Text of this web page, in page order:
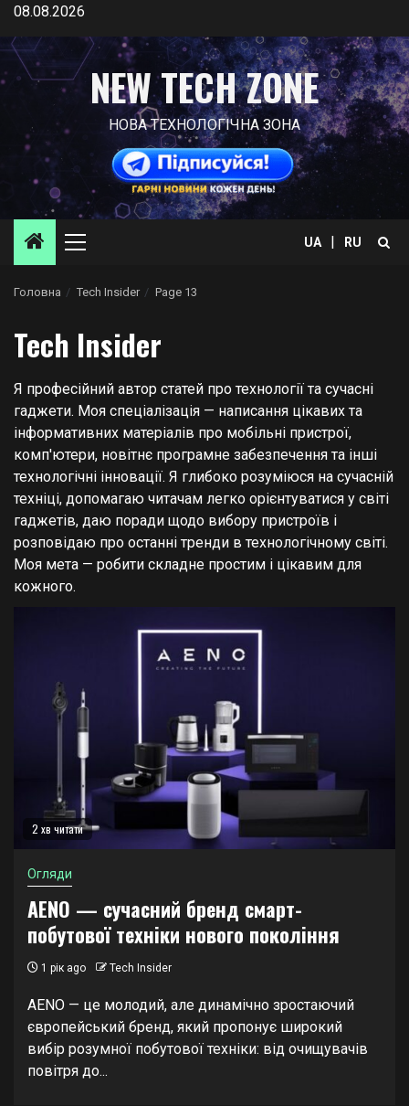
Skip
content
08.08.2026
NEW TECH ZONE
НОВА ТЕХНОЛОГІЧНА ЗОНА
Primary
UA | RU
Головна Tech Insider Page 13
Tech Insider
Я професійний автор статей про технології та сучасні
гаджети. Моя спеціалізація — написання цікавих та
інформативних матеріалів про мобільні пристрої,
комп'ютери, новітнє програмне забезпечення та інші
технологічні інновації. Я глибоко розуміюся на сучасній
техніці, допомагаю читачам легко орієнтуватися у світі
гаджетів, даю поради щодо вибору пристроїв і
розповідаю про останні тренди в технологічному світі.
Моя мета — робити складне простим і цікавим для
кожного.
2 хв читати
Огляди
AENO — сучасний бренд смарт-
побутової техніки нового покоління
1 рік ago Tech Insider
AENO — це молодий, але динамічно зростаючий
європейський бренд, який пропонує широкий
вибір розумної побутової техніки: від очищувачів
повітря до...